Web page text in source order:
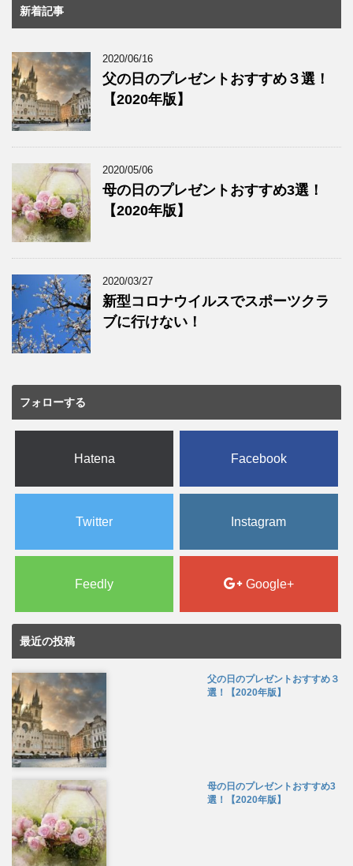
新着記事
2020/06/16
父の日のプレゼントおすすめ３選！
【2020年版】
2020/05/06
母の日のプレゼントおすすめ3選！
【2020年版】
2020/03/27
新型コロナウイルスでスポーツクラ
ブに行けない！
フォローする
Hatena Facebook
Twitter Instagram
Feedly Google+
最近の投稿
父の日のプレゼントおすすめ３
選！【2020年版】
母の日のプレゼントおすすめ3
選！【2020年版】